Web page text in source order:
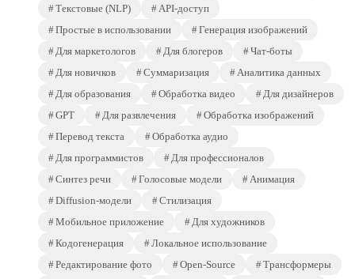
Текстовые (NLP)
API-доступ
Простые в использовании
Генерация изображений
Для маркетологов
Для блогеров
Чат-боты
Для новичков
Суммаризация
Аналитика данных
Для образования
Обработка видео
Для дизайнеров
GPT
Для развлечения
Обработка изображений
Перевод текста
Обработка аудио
Для программистов
Для профессионалов
Синтез речи
Голосовые модели
Анимация
Diffusion-модели
Стилизация
Мобильное приложение
Для художников
Кодогенерация
Локальное использование
Редактирование фото
Open-Source Трансформеры